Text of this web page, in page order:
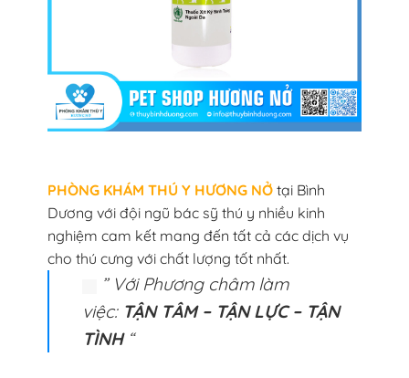
PHÒNG KHÁM THÚ Y HƯƠNG NỞtại Bình
Dương với đội ngũ bác sỹ thú y nhiều kinh
nghiệm cam kết mang đến tất cả các dịch vụ
cho thú cưng với chất lượng tốt nhất.
” Với Phương châm làm
việc: TẬN TÂM – TẬN LỰC – TẬN
TÌNH“